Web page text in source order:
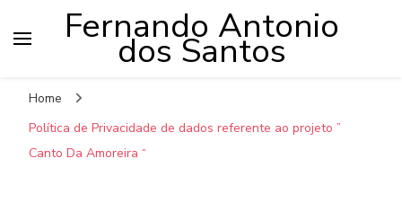
Fernando Antonio
dos Santos
Home
Política de Privacidade de dados referente ao projeto ”
Canto Da Amoreira “